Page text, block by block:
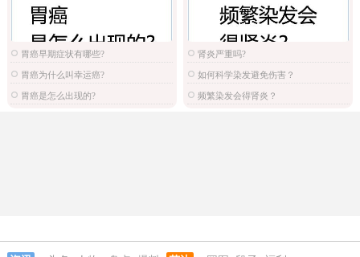
胃癌早期症状有哪些?
胃癌为什么叫幸运癌?
胃癌是怎么出现的?
肾炎严重吗?
如何科学染发避免伤害？
频繁染发会得肾炎？